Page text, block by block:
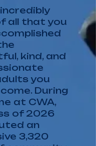
all that you
kind, and
you
During
at CWA,
of 2026
an
3,320